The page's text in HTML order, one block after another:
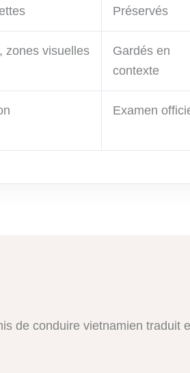
Préservés
zones visuelles
Gardés en
contexte
Examen
de conduire vietnamien traduit